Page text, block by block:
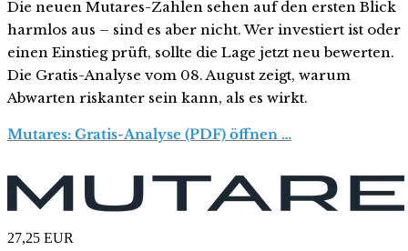
Die neuen Mutares-Zahlen sehen auf den ersten Blick
harmlos aus – sind es aber nicht. Wer investiert ist oder
einen Einstieg prüft, sollte die Lage jetzt neu bewerten.
Die Gratis-Analyse vom 08. August zeigt, warum
Abwarten riskanter sein kann, als es wirkt.
Mutares: Gratis-Analyse (PDF) öffnen …
27,25 EUR